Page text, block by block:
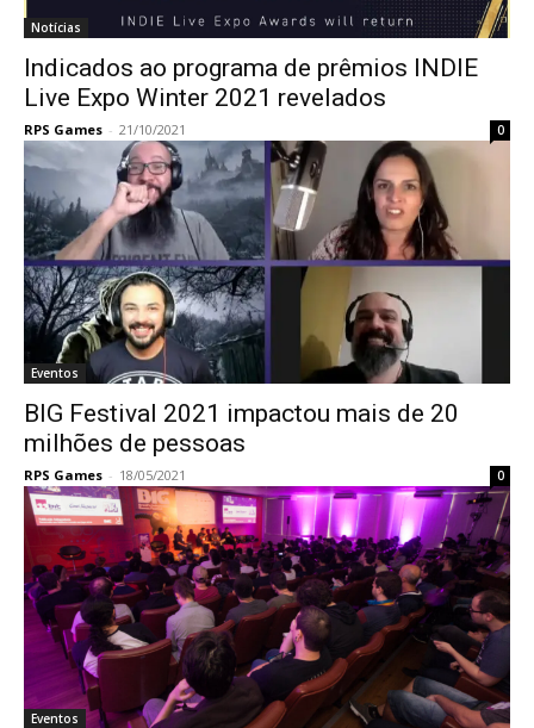
Notícias
Indicados ao programa de prêmios INDIE
Live Expo Winter 2021 revelados
RPS Games - 21/10/2021 0
Eventos
BIG Festival 2021 impactou mais de 20
milhões de pessoas
RPS Games - 18/05/2021 0
Eventos